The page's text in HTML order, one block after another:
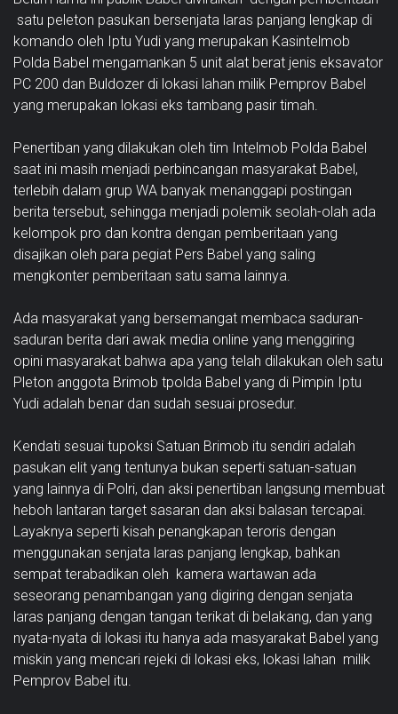
satu peleton pasukan bersenjata laras panjang lengkap di
komando oleh Iptu Yudi yang merupakan Kasintelmob
Polda Babel mengamankan 5 unit alat berat jenis eksavator
PC 200 dan Buldozer di lokasi lahan milik Pemprov Babel
yang merupakan lokasi eks tambang pasir timah.
Penertiban yang dilakukan oleh tim Intelmob Polda Babel
saat ini masih menjadi perbincangan masyarakat Babel,
terlebih dalam grup WA banyak menanggapi postingan
berita tersebut, sehingga menjadi polemik seolah-olah ada
kelompok pro dan kontra dengan pemberitaan yang
disajikan oleh para pegiat Pers Babel yang saling
mengkonter pemberitaan satu sama lainnya.
Ada masyarakat yang bersemangat membaca saduran-
saduran berita dari awak media online yang menggiring
opini masyarakat bahwa apa yang telah dilakukan oleh satu
Pleton anggota Brimob tpolda Babel yang di Pimpin Iptu
Yudi adalah benar dan sudah sesuai prosedur.
Kendati sesuai tupoksi Satuan Brimob itu sendiri adalah
pasukan elit yang tentunya bukan seperti satuan-satuan
yang lainnya di Polri, dan aksi penertiban langsung membuat
heboh lantaran target sasaran dan aksi balasan tercapai.
Layaknya seperti kisah penangkapan teroris dengan
menggunakan senjata laras panjang lengkap, bahkan
sempat terabadikan oleh kamera wartawan ada
seseorang penambangan yang digiring dengan senjata
laras panjang dengan tangan terikat di belakang, dan yang
nyata-nyata di lokasi itu hanya ada masyarakat Babel yang
miskin yang mencari rejeki di lokasi eks, lokasi lahan milik
Pemprov Babel itu.